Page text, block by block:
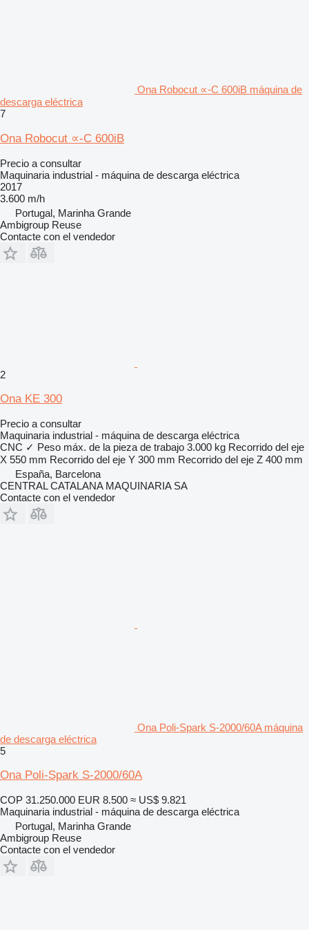
Ona Robocut ∝-C 600iB máquina de
descarga eléctrica
7
Ona Robocut ∝-C 600iB
Precio a consultar
Maquinaria industrial - máquina de descarga eléctrica
2017
3.600 m/h
Portugal, Marinha Grande
Ambigroup Reuse
Contacte con el vendedor
2
Ona KE 300
Precio a consultar
Maquinaria industrial - máquina de descarga eléctrica
CNC ✓ Peso máx. de la pieza de trabajo 3.000 kg Recorrido del eje
X 550 mm Recorrido del eje Y 300 mm Recorrido del eje Z 400 mm
España, Barcelona
CENTRAL CATALANA MAQUINARIA SA
Contacte con el vendedor
Ona Poli-Spark S-2000/60A máquina
de descarga eléctrica
5
Ona Poli-Spark S-2000/60A
COP 31.250.000 EUR 8.500 ≈ US$ 9.821
Maquinaria industrial - máquina de descarga eléctrica
Portugal, Marinha Grande
Ambigroup Reuse
Contacte con el vendedor